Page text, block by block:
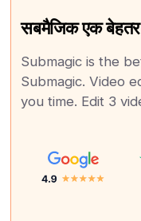
सबमैजिक एक
Submagic is the
Submagic. Video
you time. Edit 3